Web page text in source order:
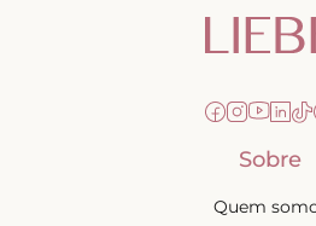
Sobre
Quem